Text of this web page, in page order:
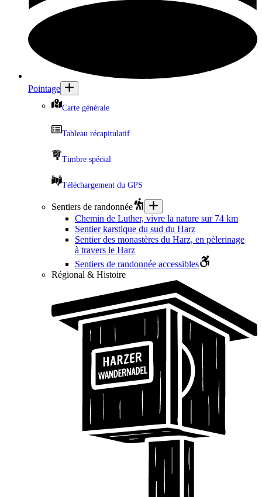
Pointage
Carte générale
Tableau récapitulatif
Timbre spécial
Téléchargement du GPS
Sentiers de randonnée
Chemin de Luther, vivre la nature sur 74 km
Sentier karstique du sud du Harz
Sentier des monastères du Harz, en pèlerinage
à travers le Harz
Sentiers de randonnée accessibles
Régional & Histoire